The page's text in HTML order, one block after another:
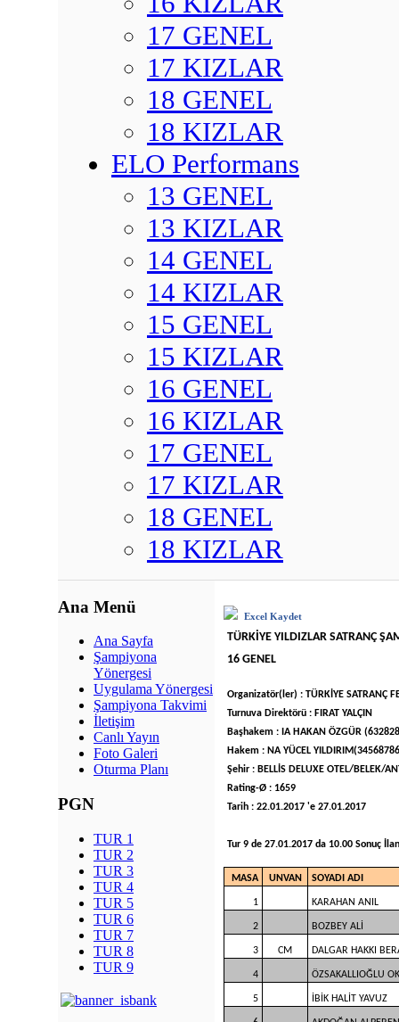
17 GENEL
17 KIZLAR
18 GENEL
18 KIZLAR
ELO Performans
13 GENEL
13 KIZLAR
14 GENEL
14 KIZLAR
15 GENEL
15 KIZLAR
16 GENEL
16 KIZLAR
17 GENEL
17 KIZLAR
18 GENEL
18 KIZLAR
Ana Menü
Ana Sayfa
Şampiyona
Yönergesi
Uygulama Yönergesi
Şampiyona Takvimi
İletişim
Canlı Yayın
Foto Galeri
Oturma Planı
PGN
TUR 1
TUR 2
TUR 3
TUR 4
TUR 5
TUR 6
TUR 7
TUR 8
TUR 9
Excel Kaydet
TÜRKİYE YILDIZLAR SATRANÇ
16 GENEL
Organizatör(ler) : TÜRKİYE SATRANÇ
Turnuva Direktörü : FIRAT YALÇIN
Başhakem : IA HAKAN ÖZGÜR
Hakem : NA YÜCEL
Şehir : BELLİS DELUXE OTEL/BELEK/
Rating-Ø : 1659
Tarih : 22.01.2017 'e 27.01.2017
Tur 9 de 27.01.2017 da 10.00 Sonuç
MASA UNVAN SOYADI ADI
1 KARAHAN ANIL
2 BOZBEY ALİ
3 CM DALGAR HAKKI
4 ÖZSAKALLIOĞLU
5 İBİK HALİT YAVUZ